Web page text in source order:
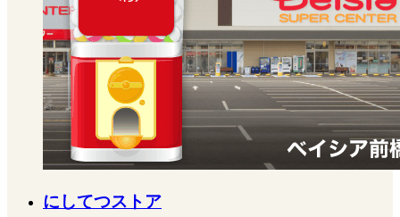
にしてつストア